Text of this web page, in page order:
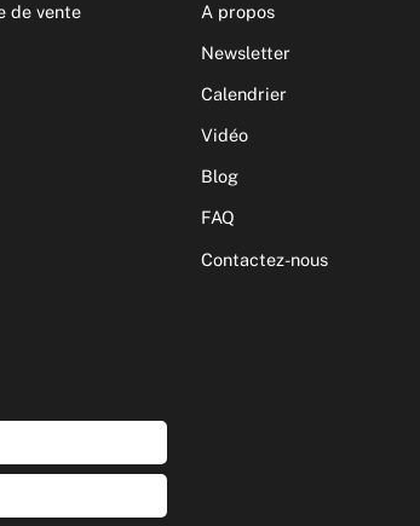
de vente A propos
Newsletter
Calendrier
Vidéo
Blog
FAQ
Contactez-nous